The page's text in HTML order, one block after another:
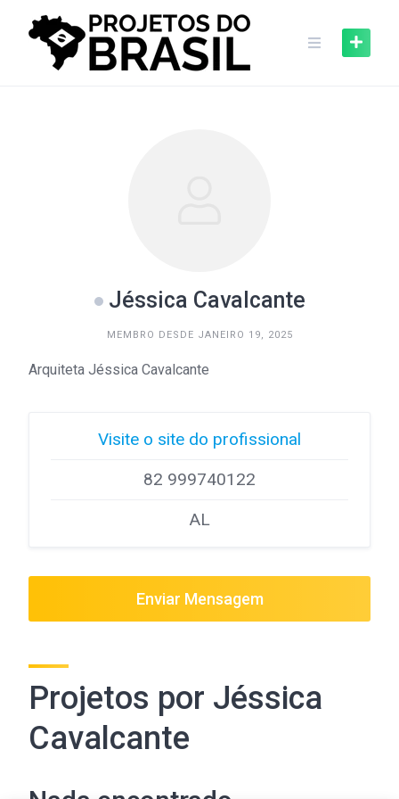
Jéssica Cavalcante
MEMBRO DESDE JANEIRO 19, 2025
Arquiteta Jéssica Cavalcante
Visite o site do profissional
82 999740122
AL
Enviar Mensagem
Projetos por Jéssica
Cavalcante